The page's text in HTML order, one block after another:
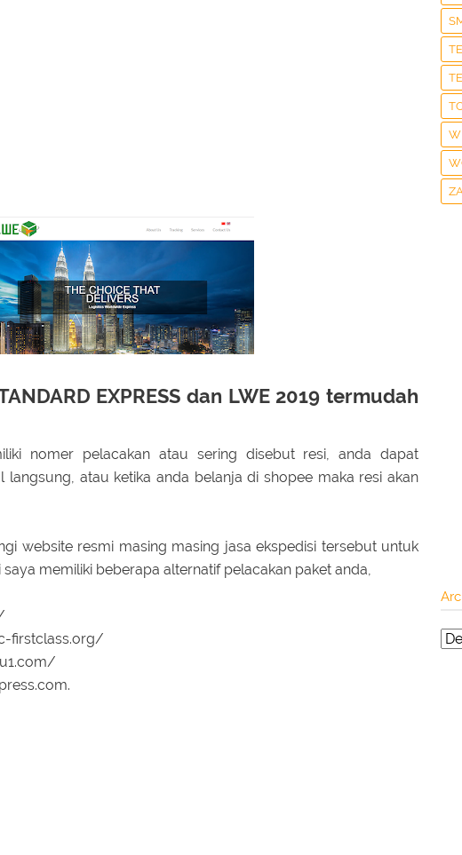
EXPRESS dan LWE 2019 termudah
nomer pelacakan atau sering disebut resi, anda dapat
langsung, atau ketika anda belanja di shopee maka resi akan
website resmi masing masing jasa ekspedisi tersebut untuk
memiliki beberapa alternatif pelacakan paket anda,
firstclass.org/